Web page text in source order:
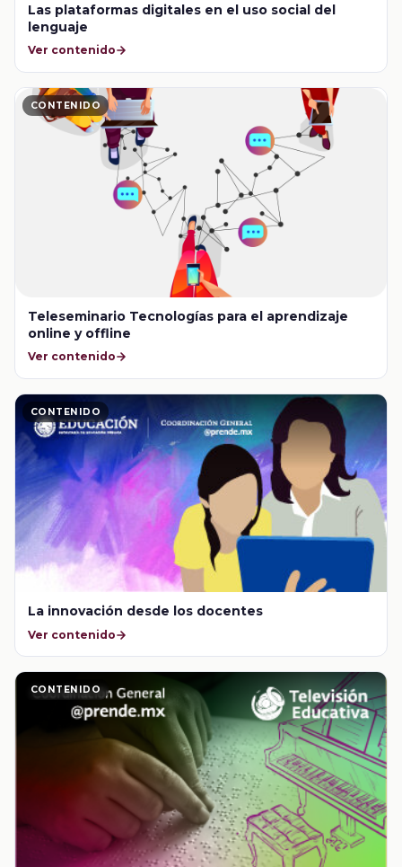
Las plataformas digitales en el uso social del
lenguaje
Ver contenido
CONTENIDO
Teleseminario Tecnologías para el aprendizaje
online y offline
Ver contenido
CONTENIDO
La innovación desde los docentes
Ver contenido
CONTENIDO